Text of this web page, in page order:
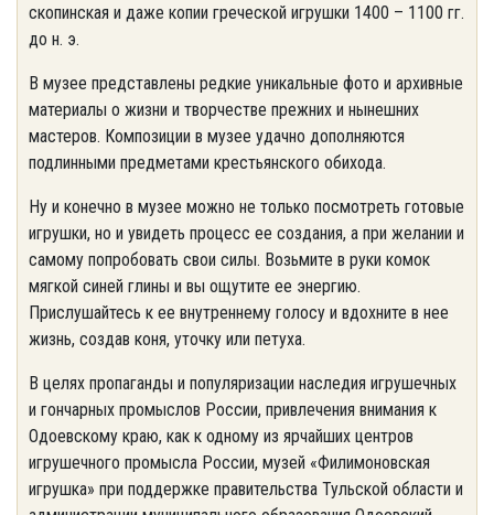
скопинская и даже копии греческой игрушки 1400 – 1100 гг.
до н. э.
В музее представлены редкие уникальные фото и архивные
материалы о жизни и творчестве прежних и нынешних
мастеров. Композиции в музее удачно дополняются
подлинными предметами крестьянского обихода.
Ну и конечно в музее можно не только посмотреть готовые
игрушки, но и увидеть процесс ее создания, а при желании и
самому попробовать свои силы. Возьмите в руки комок
мягкой синей глины и вы ощутите ее энергию.
Прислушайтесь к ее внутреннему голосу и вдохните в нее
жизнь, создав коня, уточку или петуха.
В целях пропаганды и популяризации наследия игрушечных
и гончарных промыслов России, привлечения внимания к
Одоевскому краю, как к одному из ярчайших центров
игрушечного промысла России, музей «Филимоновская
игрушка» при поддержке правительства Тульской области и